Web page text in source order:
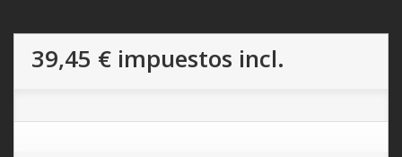
39,45 € impuestos incl.